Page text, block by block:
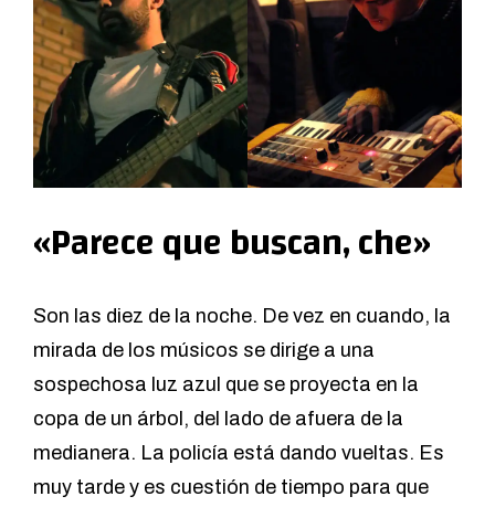
«Parece que buscan, che»
Son las diez de la noche. De vez en cuando, la
mirada de los músicos se dirige a una
sospechosa luz azul que se proyecta en la
copa de un árbol, del lado de afuera de la
medianera. La policía está dando vueltas. Es
muy tarde y es cuestión de tiempo para que